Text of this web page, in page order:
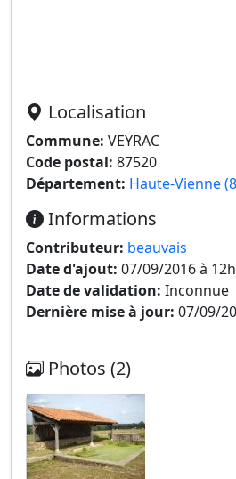
Localisation
Commune: VEYRAC
Code postal: 87520
Département: Haute-Vienne
Informations
Contributeur: beauvais
Date d'ajout: 07/09/2016 à
Date de validation: Inconnue
Dernière mise à jour: 07/09/
Photos (2)